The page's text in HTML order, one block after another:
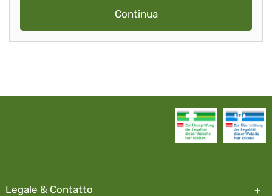
Continua
Legale & Contatto